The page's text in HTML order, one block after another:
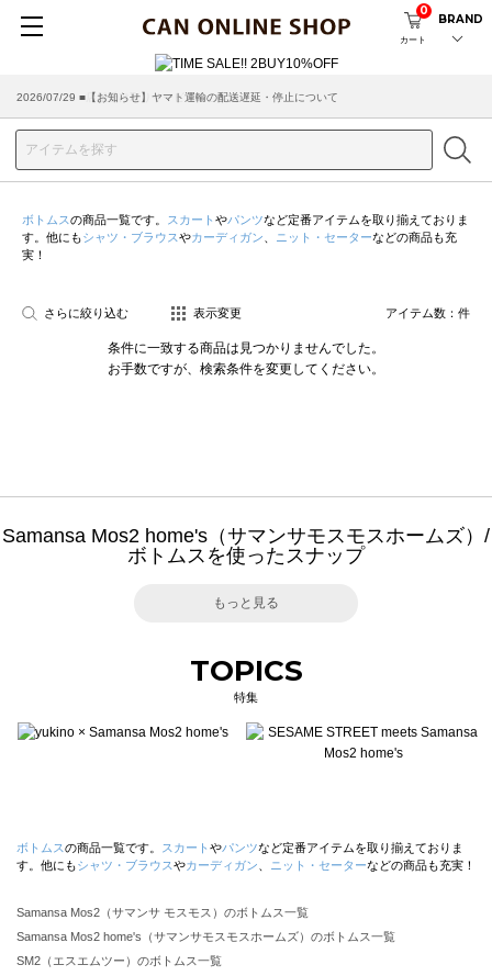
カート
0
BRAND
2026/07/29 ■【お知らせ】ヤマト運輸の配送遅延・停止について
2026/03/18 ■店舗受け取りサービスのご案内
ボトムスの商品一覧です。 スカート やパンツなど定番アイテムを取り揃えておりま
す。他にもシャツ・ブラウスやカーディガン ニット・セーターなどの商品も充
実！
さらに絞り込む 表示変更 アイテム数： 件
条件に一致する商品は見つかりませんでした。
お手数ですが、検索条件を変更してください。
Samansa Mos2 home's（サマンサモスモスホームズ）/
ボトムスを使ったスナップ
もっと見る
TOPICS
特集
ボトムスの商品一覧です。 スカート やパンツなど定番アイテムを取り揃えておりま
す。他にもシャツ・ブラウスやカーディガン ニット・セーターなどの商品も充実！
Samansa Mos2（サマンサ モスモス）のボトムス一覧
Samansa Mos2 home's（サマンサモスモスホームズ）のボトムス一覧
SM2（エスエムツー）のボトムス一覧